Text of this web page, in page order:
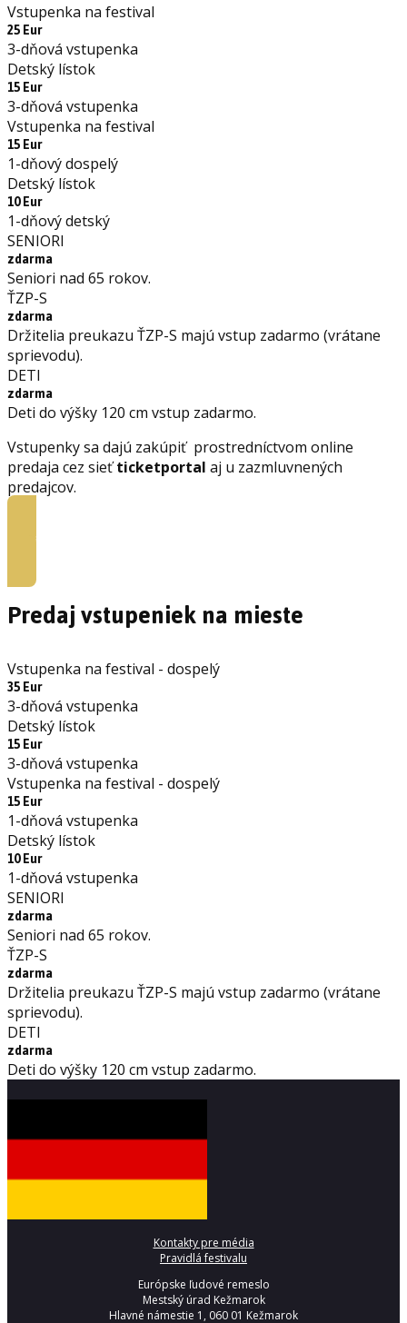
Vstupenka na festival
25 Eur
3-dňová vstupenka
Detský lístok
15 Eur
3-dňová vstupenka
Vstupenka na festival
15 Eur
1-dňový dospelý
Detský lístok
10 Eur
1-dňový detský
SENIORI
zdarma
Seniori nad 65 rokov.
ŤZP-S
zdarma
Držitelia preukazu ŤZP-S majú vstup zadarmo (vrátane
sprievodu).
DETI
zdarma
Deti do výšky 120 cm vstup zadarmo.
Vstupenky sa dajú zakúpiť prostredníctvom online
predaja cez sieťticketportal aj u zazmluvnených
predajcov.
Kúpiť vstupenky
Predaj vstupeniek na mieste
Vstupenka na festival - dospelý
35 Eur
3-dňová vstupenka
Detský lístok
15 Eur
3-dňová vstupenka
Vstupenka na festival - dospelý
15 Eur
1-dňová vstupenka
Detský lístok
10 Eur
1-dňová vstupenka
SENIORI
zdarma
Seniori nad 65 rokov.
ŤZP-S
zdarma
Držitelia preukazu ŤZP-S majú vstup zadarmo (vrátane
sprievodu).
DETI
zdarma
Deti do výšky 120 cm vstup zadarmo.
Kontakty pre média
Pravidlá festivalu
Európske ľudové remeslo
Mestský úrad Kežmarok
Hlavné námestie 1, 060 01 Kežmarok